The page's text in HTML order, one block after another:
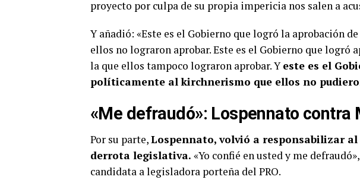
proyecto por culpa de su propia impericia nos salen a
Y añadió: «Este es el Gobierno que logró la aprobación
ellos no lograron aprobar. Este es el Gobierno que logró
la que ellos tampoco lograron aprobar. Yeste es el
políticamente al kirchnerismo que ellos no
«Me defraudó»: Lospennato contra
Por su parte,Lospennato, volvió a responsabilizar
derrota legislativa. «Yo confié en usted y me
candidata a legisladora porteña del PRO.